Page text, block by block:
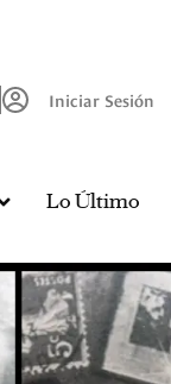
Iniciar Sesión
Lo Último